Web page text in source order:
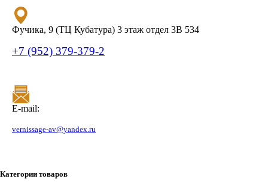
Фучика, 9 (ТЦ Кубатура) 3 этаж отдел 3В 534
+7 (952) 379-379-2
E-mail:
vernissage-av@yandex.ru
Категории товаров